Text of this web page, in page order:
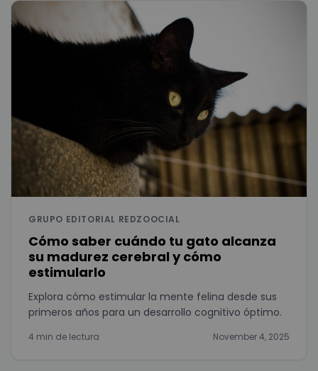
GRUPO EDITORIAL REDZOOCIAL
Cómo saber cuándo tu gato alcanza
su madurez cerebral y cómo
estimularlo
Explora cómo estimular la mente felina desde sus
primeros años para un desarrollo cognitivo óptimo.
4 min de lectura November 4, 2025